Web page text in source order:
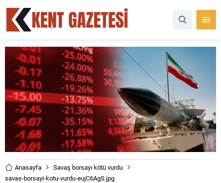
Anasayfa
Savaş borsayı kötü vurdu
savas-borsayi-kotu-vurdu-eujC6AgS.jpg